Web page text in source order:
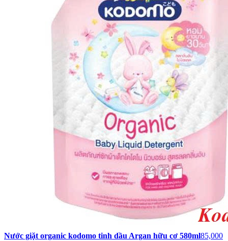
Nước giặt organic kodomo tinh dầu Argan hữu cơ 580ml85,000